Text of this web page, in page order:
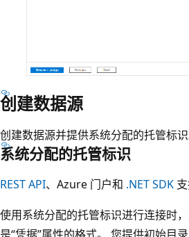
创建数据源
创建数据源并提供系统分配的托管标识
系统分配的托管标识
REST API、Azure 门户和 .NET SDK
使用系统分配的托管标识进行连接时